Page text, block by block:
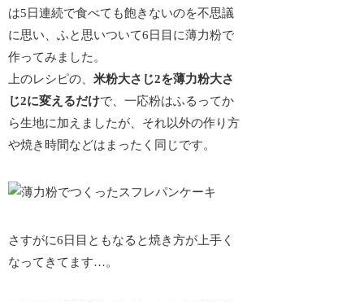
は5日連続で食べても飽きないのを不思議
に思い、ふと思いついて6日目に薄力粉で
作ってみました。
上のレシピの、米粉大さじ2を薄力粉大さ
じ2に変えるだけで、一応粉はふるってか
ら生地に加えましたが、それ以外の作り方
や焼き時間などはまったく同じです。
さすがに6日目ともなると焼き方が上手く
なってきてます…。